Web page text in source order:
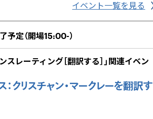
イベント一覧を見る
予定（開場15:00-）
レーティング［翻訳する］」関連イベン
：クリスチャン・マークレーを翻訳す